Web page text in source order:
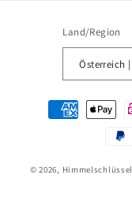
Land/Region
Zahlungsmethoden
© 2026, Himmelschlüssel